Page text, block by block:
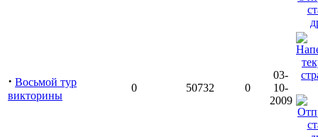
· Восьмой тур
викторины
0 50732 0
03-
10-
2009